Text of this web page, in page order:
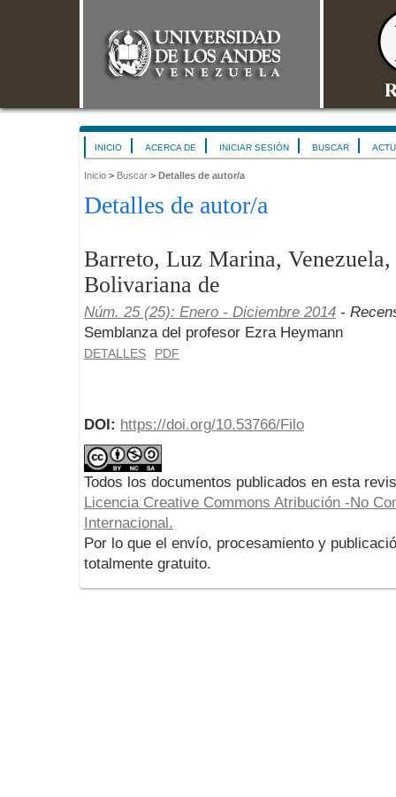
INICIO ACERCA DE INICIAR SESIÓN BUSCAR
Inicio > Buscar > Detalles de autor/a
Detalles de autor/a
Barreto, Luz Marina,
Bolivariana de
Núm. 25 (25): Enero - Diciembre 2014 -
Semblanza del profesor Ezra Heymann
DETALLES PDF
DOI: https://doi.org/10.53766/Filo
Todos los documentos publicados en esta
Licencia Creative Commons Atribución -No
Internacional.
Por lo que el envío, procesamiento y
totalmente gratuito.